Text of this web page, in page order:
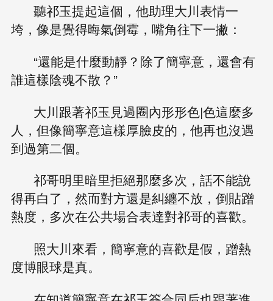
聽祁玉提起這個，他助理大川表情一
垮，像是覺得晦氣倒霉，嘴角往下一撇：
“還能是什麼動靜？除了簡寧意，還會有
誰這樣陰魂不散？”
大川跟著祁玉見過圈內形形色|色這麼多
人，但像簡寧意這樣厚臉皮的，他再也沒遇
到過第二個。
祁哥明里暗里拒絕那麼多次，話不能說
得再白了，然而對方還是糾纏不放，倒貼蹭
熱度，多次在公共場合表達對祁哥的喜歡。
照大川來看，簡寧意的喜歡是假，蹭熱
度博眼球是真。